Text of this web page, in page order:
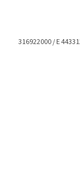
316922000 / E